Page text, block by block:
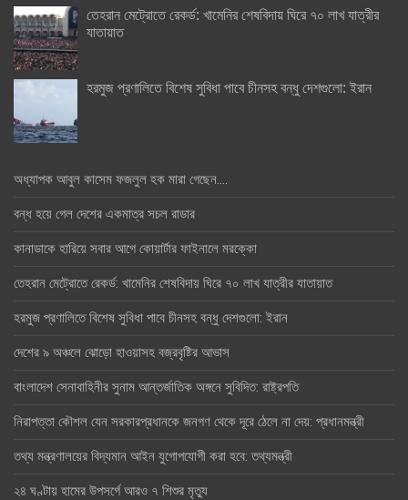
তেহরান মেট্রোতে রেকর্ড: খামেনির শেষবিদায় ঘিরে ৭০ লাখ যাত্রীর
যাতায়াত
হরমুজ প্রণালিতে বিশেষ সুবিধা পাবে চীনসহ বন্ধু দেশগুলো: ইরান
অধ্যাপক আবুল কাসেম ফজলুল হক মারা গেছেন….
বন্ধ হয়ে গেল দেশের একমাত্র সচল রাডার
কানাডাকে হারিয়ে সবার আগে কোয়ার্টার ফাইনালে মরক্কো
তেহরান মেট্রোতে রেকর্ড: খামেনির শেষবিদায় ঘিরে ৭০ লাখ যাত্রীর যাতায়াত
হরমুজ প্রণালিতে বিশেষ সুবিধা পাবে চীনসহ বন্ধু দেশগুলো: ইরান
দেশের ৯ অঞ্চলে ঝোড়ো হাওয়াসহ বজ্রবৃষ্টির আভাস
বাংলাদেশ সেনাবাহিনীর সুনাম আন্তর্জাতিক অঙ্গনে সুবিদিত: রাষ্ট্রপতি
নিরাপত্তা কৌশল যেন সরকারপ্রধানকে জনগণ থেকে দূরে ঠেলে না দেয়: প্রধানমন্ত্রী
তথ্য মন্ত্রণালয়ের বিদ্যমান আইন যুগোপযোগী করা হবে: তথ্যমন্ত্রী
২৪ ঘণ্টায় হামের উপসর্গে আরও ৭ শিশুর মৃত্যু